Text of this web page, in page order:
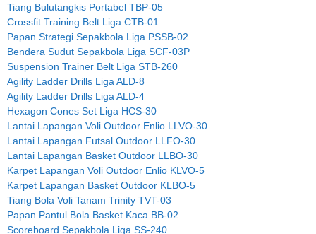
Tiang Bulutangkis Portabel TBP-05
Crossfit Training Belt Liga CTB-01
Papan Strategi Sepakbola Liga PSSB-02
Bendera Sudut Sepakbola Liga SCF-03P
Suspension Trainer Belt Liga STB-260
Agility Ladder Drills Liga ALD-8
Agility Ladder Drills Liga ALD-4
Hexagon Cones Set Liga HCS-30
Lantai Lapangan Voli Outdoor Enlio LLVO-30
Lantai Lapangan Futsal Outdoor LLFO-30
Lantai Lapangan Basket Outdoor LLBO-30
Karpet Lapangan Voli Outdoor Enlio KLVO-5
Karpet Lapangan Basket Outdoor KLBO-5
Tiang Bola Voli Tanam Trinity TVT-03
Papan Pantul Bola Basket Kaca BB-02
Scoreboard Sepakbola Liga SS-240